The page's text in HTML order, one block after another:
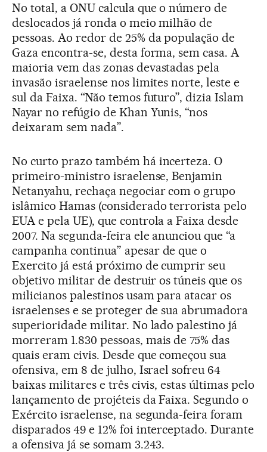
No total, a ONU calcula que o número de
deslocados já ronda o meio milhão de
pessoas. Ao redor de 25% da população de
Gaza encontra-se, desta forma, sem casa. A
maioria vem das zonas devastadas pela
invasão israelense nos limites norte, leste e
sul da Faixa. “Não temos futuro”, dizia Islam
Nayar no refúgio de Khan Yunis, “nos
deixaram sem nada”.
No curto prazo também há incerteza. O
primeiro-ministro israelense, Benjamin
Netanyahu, rechaça negociar com o grupo
islâmico Hamas (considerado terrorista pelo
EUA e pela UE), que controla a Faixa desde
2007. Na segunda-feira ele anunciou que “a
campanha continua” apesar de que o
Exercito já está próximo de cumprir seu
objetivo militar de destruir os túneis que os
milicianos palestinos usam para atacar os
israelenses e se proteger de sua abrumadora
superioridade militar. No lado palestino já
morreram 1.830 pessoas, mais de 75% das
quais eram civis. Desde que começou sua
ofensiva, em 8 de julho, Israel sofreu 64
baixas militares e três civis, estas últimas pelo
lançamento de projéteis da Faixa. Segundo o
Exército israelense, na segunda-feira foram
disparados 49 e 12% foi interceptado. Durante
a ofensiva já se somam 3.243.